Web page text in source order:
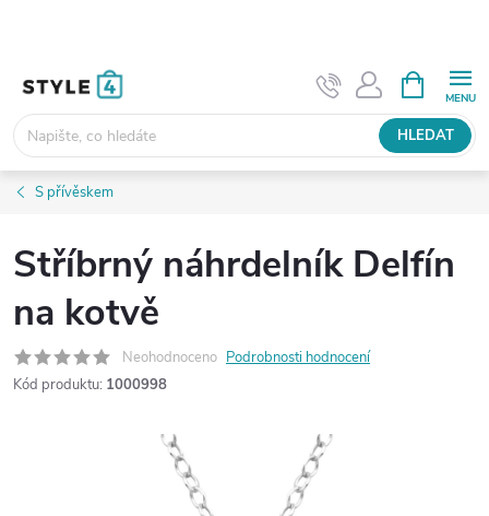
HLEDAT
NÁKUPNÍ
KOŠÍK
S přívěskem
Stříbrný náhrdelník Delfín
na kotvě
Neohodnoceno Podrobnosti hodnocení
Kód produktu: 1000998